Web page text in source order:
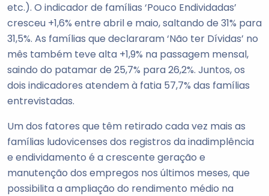
etc.). O indicador de famílias ‘Pouco Endividadas’
cresceu +1,6% entre abril e maio, saltando de 31% para
31,5%. As famílias que declararam ‘Não ter Dívidas’ no
mês também teve alta +1,9% na passagem mensal,
saindo do patamar de 25,7% para 26,2%. Juntos, os
dois indicadores atendem à fatia 57,7% das famílias
entrevistadas.
Um dos fatores que têm retirado cada vez mais as
famílias ludovicenses dos registros da inadimplência
e endividamento é a crescente geração e
manutenção dos empregos nos últimos meses, que
possibilita a ampliação do rendimento médio na